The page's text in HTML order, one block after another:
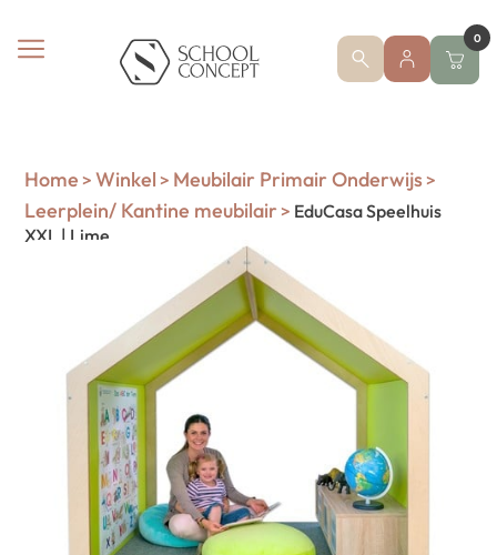
0
Home > Winkel > Meubilair Primair Onderwijs>
Leerplein/ Kantine meubilair> EduCasa Speelhuis
XXL | Lime